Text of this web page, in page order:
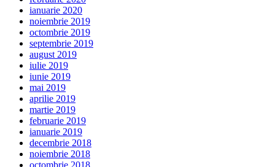
ianuarie 2020
noiembrie 2019
octombrie 2019
septembrie 2019
august 2019
iulie 2019
iunie 2019
mai 2019
aprilie 2019
martie 2019
februarie 2019
ianuarie 2019
decembrie 2018
noiembrie 2018
octombrie 2018